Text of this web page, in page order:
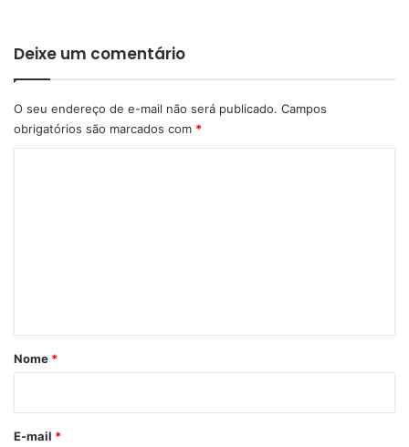
Deixe um comentário
O seu endereço de e-mail não será publicado. Campos
obrigatórios são marcados com *
r
*
Nome *
E-mail *